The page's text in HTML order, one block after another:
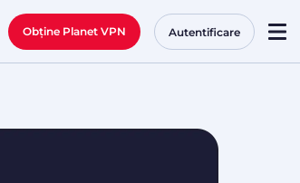
Obține Planet VPN Autentificare